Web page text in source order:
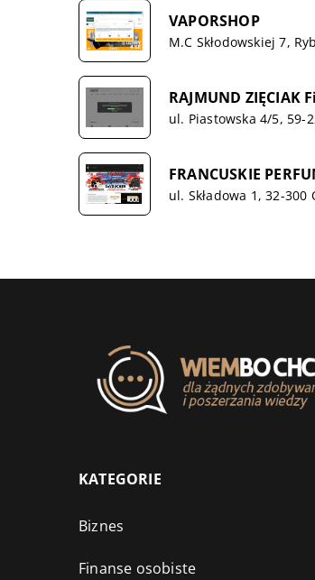
VAPORSHOP
M.C Skłodowskiej 7,
RAJMUND
ul. Piastowska 4/5, 59-
FRANCUSKIE
ul. Składowa 1, 32-300
KATEGORIE
Biznes
Finanse osobiste